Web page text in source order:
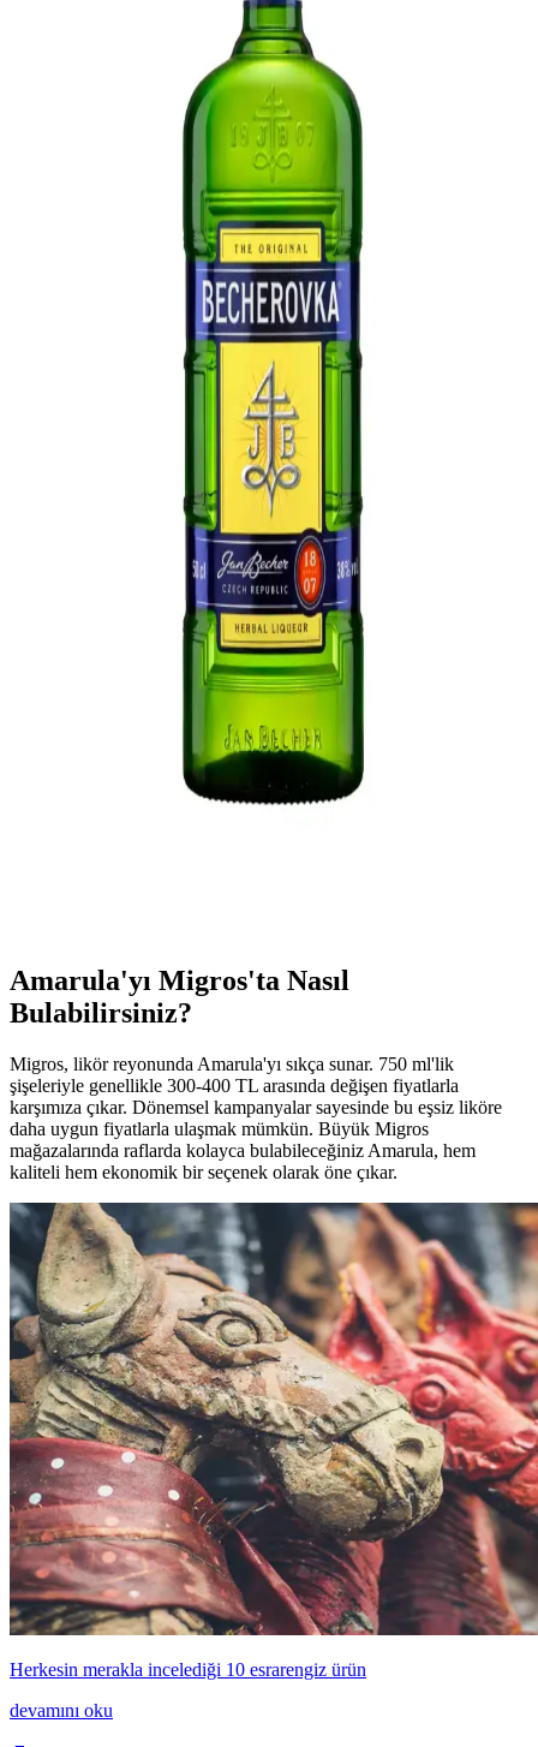
Meyve aromalı alkollü içecekler, çeşitli meyve tatlarıyla
zenginleştirilmiş, yüksek alkol içeriğine sahip ürünlerdir. Ölçülü
kullanım ve dikkatli tüketim önemlidir.
Keglevich Kavun Likörü ve Migros'ta
Bulunabilirliği Hakkında Detaylar
Keglevich kavun likörü, yaz aylarında ferahlatıcı ve hafif aromasıyla
öne çıkar. Migros'ta bulunabilirliği kolaydır ve çeşitli içecek
tariflerinde kullanılabilir, ürün detaylarına dikkat edilmelidir.
Baileys Irish Cream Likörü Piyasa Durumu ve Fiyat
Baileys Irish cream likörü, çeşitli boyut ve tat seçenekleriyle
piyasada yer alıyor. Ortalama fiyatı 70 TL civarında olan ürün,
içecek ve yemek tariflerinde geniş kullanım alanı buluyor.
Limon Bolluğunda Saklama, Tarifler ve Yenilikçi
Değerlendirme Yöntemleri
Limon bolluğunda limon suyu dondurma, kabuk kurutma, turşu
yapımı ve çeşitli tatlılar gibi yöntemlerle limonları uzun süre saklayıp
farklı tariflerde kullanabilirsiniz.
Baileys Likör Çeşitleri ve Kullanım Alanları
Hakkında Detaylı Bilgi
Baileys, İrlanda'nın popüler likörü, çeşitli tatlar ve kullanım
kullanım önerileri detaylı anlatılıyor.
Becherovka Likörü Fiyatları ve Migros'taki
Durumu Hakkında Güncel Bilgiler
Amarula'yı Migros'ta Nasıl
Bulabilirsiniz?
Migros, likör reyonunda Amarula'yı sıkça sunar. 750 ml'lik
şişeleriyle genellikle 300-400 TL arasında değişen fiyatlarla
karşımıza çıkar. Dönemsel kampanyalar sayesinde bu eşsiz liköre
daha uygun fiyatlarla ulaşmak mümkün. Büyük Migros
mağazalarında raflarda kolayca bulabileceğiniz Amarula, hem
kaliteli hem ekonomik bir seçenek olarak öne çıkar.
Herkesin merakla incelediği 10 esrarengiz ürün
devamını oku